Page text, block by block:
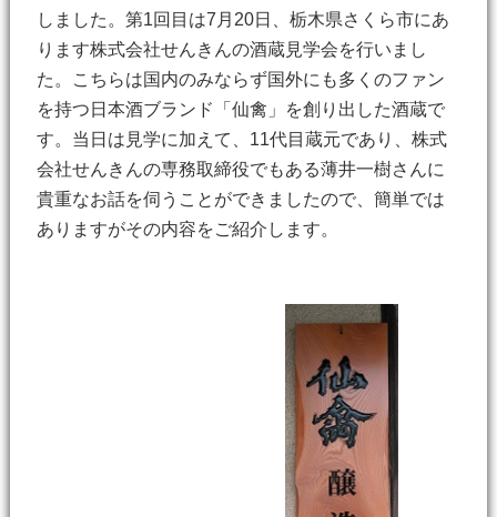
しました。第1回目は7月20日、栃木県さくら市にあ
ります株式会社せんきんの酒蔵見学会を行いまし
た。こちらは国内のみならず国外にも多くのファン
を持つ日本酒ブランド「仙禽」を創り出した酒蔵で
す。当日は見学に加えて、11代目蔵元であり、株式
会社せんきんの専務取締役でもある薄井一樹さんに
貴重なお話を伺うことができましたので、簡単では
ありますがその内容をご紹介します。